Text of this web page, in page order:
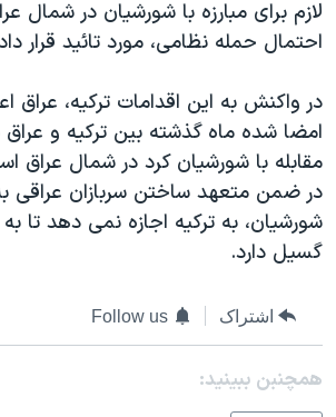
لازم برای مبارزه با شورشيان در شمال
احتمال حمله نظامی، مورد تائيد قرار
در واکنش به اين اقدامات ترکيه، عراق
امضا شده ماه گذشته بين ترکيه و عراق
مقابله با شورشيان کرد در شمال عراق
در ضمن متعهد ساختن سربازان عراقی به
شورشيان، به ترکيه اجازه نمی دهد تا
گسيل دارد.
اشتراک Follow us
همچنبن ببینید: